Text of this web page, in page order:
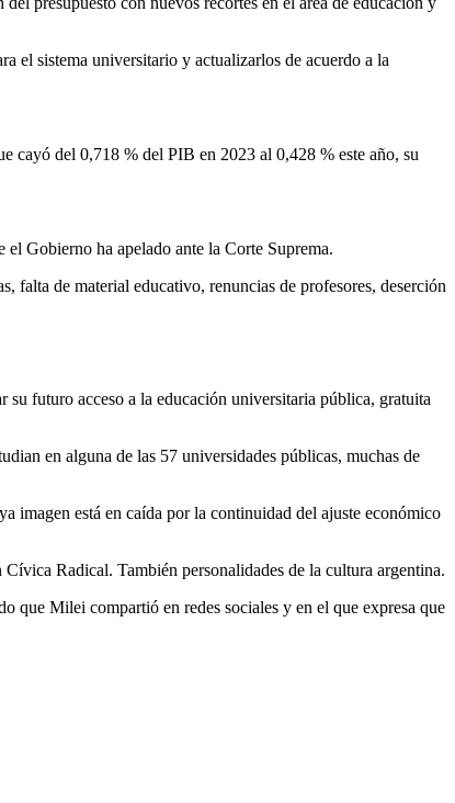
el sistema universitario y actualizarlos de acuerdo a la
cayó del 0,718 % del PIB en 2023 al 0,428 % este año, su
Gobierno ha apelado ante la Corte Suprema.
falta de material educativo, renuncias de profesores, deserción
futuro acceso a la educación universitaria pública, gratuita
en alguna de las 57 universidades públicas, muchas de
imagen está en caída por la continuidad del ajuste económico
Radical. También personalidades de la cultura argentina.
Milei compartió en redes sociales y en el que expresa que